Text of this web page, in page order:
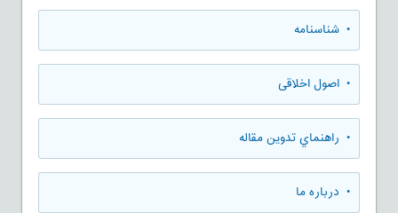
• شناسنامه
• اصول اخلاقی
• راهنماي تدوين مقاله
• درباره ما